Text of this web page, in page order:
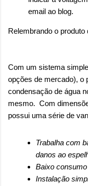
email ao blog.
Relembrando o
Com um sistema
opções de mercado), o
condensação de água
mesmo. Com
possui uma série de
Trabalha com
danos ao
Baixo
Instalação